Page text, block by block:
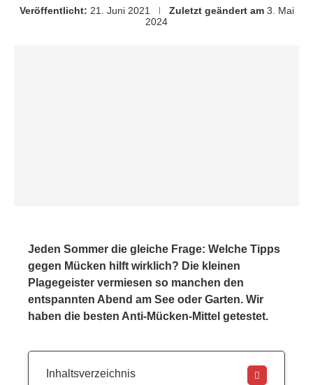
Veröffentlicht: 21. Juni 2021 Zuletzt geändert am 3. Mai
2024
Jeden Sommer die gleiche Frage: Welche Tipps
gegen Mücken hilft wirklich? Die kleinen
Plagegeister vermiesen so manchen den
entspannten Abend am See oder Garten. Wir
haben die besten Anti-Mücken-Mittel getestet.
Inhaltsverzeichnis